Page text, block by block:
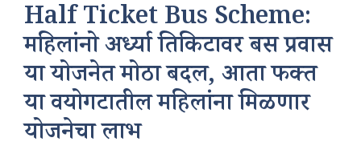
Half Ticket Bus Scheme:
महिलांनो अर्ध्या तिकिटावर बस प्रवास
या योजनेत मोठा बदल, आता फक्त
या वयोगटातील महिलांना मिळणार
योजनेचा लाभ